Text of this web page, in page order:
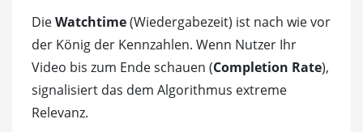
DieWatchtime(Wiedergabezeit) ist nach wie vor
der König der Kennzahlen. Wenn Nutzer Ihr
Video bis zum Ende schauen (Completion Rate),
signalisiert das dem Algorithmus extreme
Relevanz.